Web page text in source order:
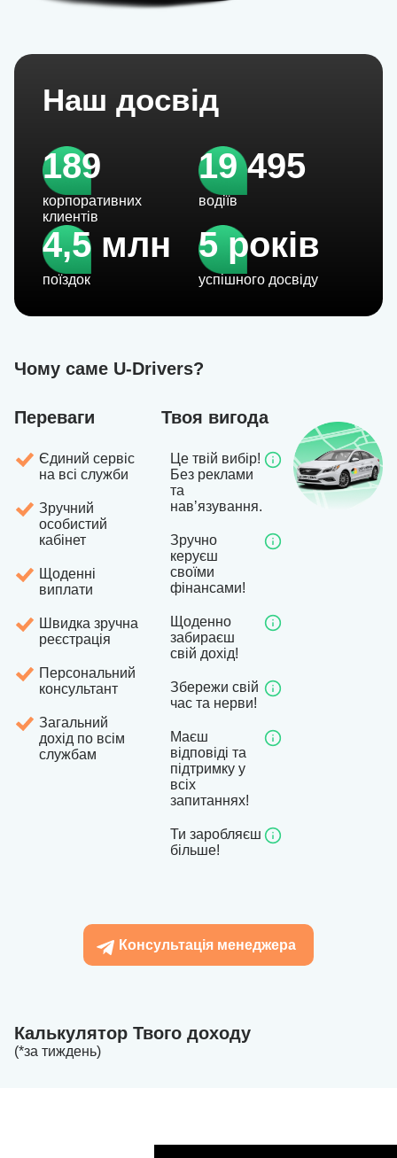
Наш досвід
189
корпоративних
клиентів
19 495
водіїв
4,5 млн
поїздок
5 років
успішного досвіду
Чому саме U-Drivers?
Переваги
Єдиний сервіс
на всі служби
Зручний
особистий
кабінет
Щоденні
виплати
Швидка зручна
реєстрація
Персональний
консультант
Загальний
дохід по всім
службам
Твоя вигода
Це твій вибір!
Без реклами
та
навʼязування.
Зручно
керуєш
своїми
фінансами!
Щоденно
забираєш
свій дохід!
Збережи свій
час та нерви!
Маєш
відповіді та
підтримку у
всіх
запитаннях!
Ти заробляєш
більше!
Консультація менеджера
Калькулятор Твого доходу
(*за тиждень)